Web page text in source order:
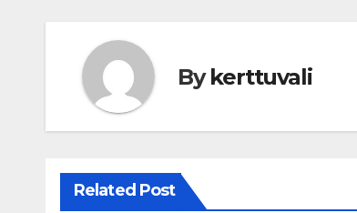
Bykerttuvali
Related Post